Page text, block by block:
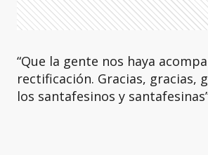
“Que la gente nos haya
rectificación. Gracias, gracias,
los santafesinos y